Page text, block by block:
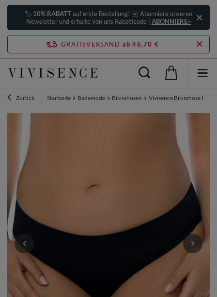
🏷️ 10% RABATTauf erste Bestellung! ✉️ Abonniere unseren
Newsletter und erhalte von uns Rabattcode | ABONNIERE>
GRATISVERSAND ab 46,70 €
Zurück Startseite Bademode Bikinihosen Vivisence Bikinihose